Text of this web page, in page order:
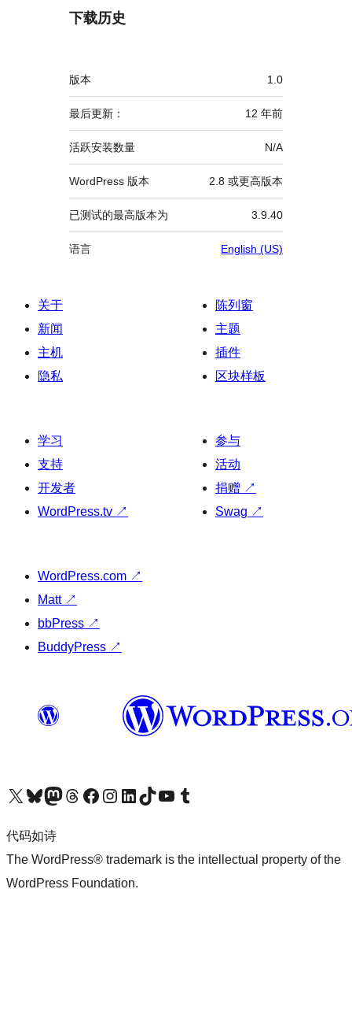
下载历史
额
外
信
息
版本 1.0
最后更新： 12 年前
活跃安装数量 N/A
WordPress 版本 2.8 或更高版本
已测试的最高版本为 3.9.40
语言 English (US)
关于
新闻
主机
隐私
陈列窗
主题
插件
区块样板
学习
支持
开发者
WordPress.tv ↗
参与
活动
捐赠 ↗
Swag ↗
WordPress.com ↗
Matt ↗
bbPress ↗
BuddyPress ↗
关注我们的 X（原 Twitter）账号访问我们的 Bluesky 账号关注我们的 Mastodon 账号访问我们的 Threads 账号 访问我们的 Facebook 公共主页关注我们的 Instagram 账号 关注我们的 LinkedIn 主页访问我们的 TikTok 账号访问我们的 YouTube 频道 访问我们的 Tumblr 账号
代码如诗
The WordPress® trademark is the intellectual property of the
WordPress Foundation.